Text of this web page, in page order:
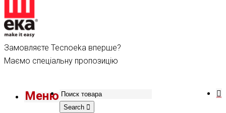
Замовляєте Tecnoeka вперше?
Маємо спеціальну пропозицію
Меню
Search